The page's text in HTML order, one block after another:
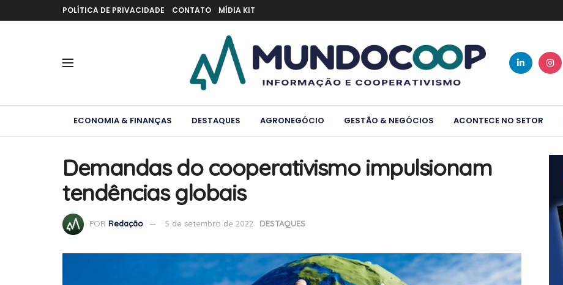
POLÍTICA DE PRIVACIDADE CONTATO MÍDIA KIT
ECONOMIA & FINANÇAS DESTAQUES AGRONEGÓCIO GESTÃO & NEGÓCIOS ACONTECE NO SETOR
Demandas do cooperativismo impulsionam
tendências globais
POR Redação 5 de setembro de 2022 DESTAQUES